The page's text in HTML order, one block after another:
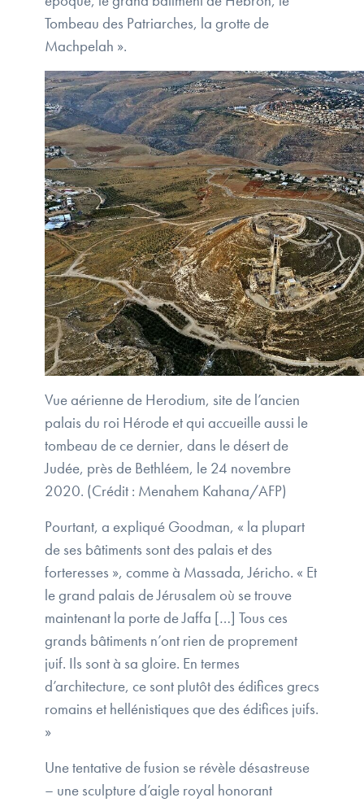
Tombeau des Patriarches, la grotte de
Machpelah ».
Vue aérienne de Herodium, site de l’ancien
palais du roi Hérode et qui accueille aussi le
tombeau de ce dernier, dans le désert de
Judée, près de Bethléem, le 24 novembre
2020. (Crédit : Menahem Kahana/AFP)
Pourtant, a expliqué Goodman, « la plupart
de ses bâtiments sont des palais et des
forteresses », comme à Massada, Jéricho. « Et
le grand palais de Jérusalem où se trouve
maintenant la porte de Jaffa […] Tous ces
grands bâtiments n’ont rien de proprement
juif. Ils sont à sa gloire. En termes
d’architecture, ce sont plutôt des édifices grecs
romains et hellénistiques que des édifices juifs.
»
Une tentative de fusion se révèle désastreuse
– une sculpture d’aigle royal honorant